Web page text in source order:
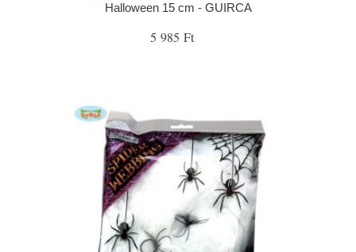
Halloween 15 cm - GUIRCA
5 985 Ft